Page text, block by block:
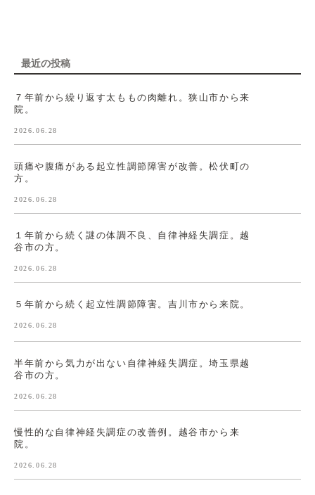
最近の投稿
７年前から繰り返す太ももの肉離れ。狭山市から来
院。
2026.06.28
頭痛や腹痛がある起立性調節障害が改善。松伏町の
方。
2026.06.28
１年前から続く謎の体調不良、自律神経失調症。越
谷市の方。
2026.06.28
５年前から続く起立性調節障害。吉川市から来院。
2026.06.28
半年前から気力が出ない自律神経失調症。埼玉県越
谷市の方。
2026.06.28
慢性的な自律神経失調症の改善例。越谷市から来
院。
2026.06.28